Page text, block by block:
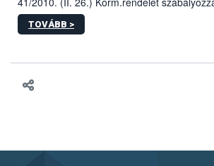
sérülés, illetve ennek veszélye
hatósági feladatokat, valamint a veszélyes
TOVÁBB >